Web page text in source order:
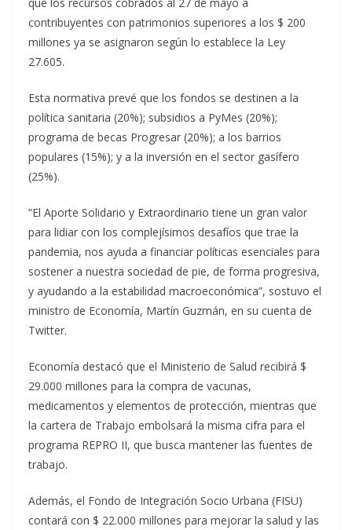
contribuyentes con patrimonios superiores a los $ 200
millones ya se asignaron según lo establece la Ley
27.605.
Esta normativa prevé que los fondos se destinen a la
política sanitaria (20%); subsidios a PyMes (20%);
programa de becas Progresar (20%); a los barrios
populares (15%); y a la inversión en el sector gasífero
(25%).
“El Aporte Solidario y Extraordinario tiene un gran valor
para lidiar con los complejísimos desafíos que trae la
pandemia, nos ayuda a financiar políticas esenciales para
sostener a nuestra sociedad de pie, de forma progresiva,
y ayudando a la estabilidad macroeconómica”, sostuvo el
ministro de Economía, Martín Guzmán, en su cuenta de
Twitter.
Economía destacó que el Ministerio de Salud recibirá $
29.000 millones para la compra de vacunas,
medicamentos y elementos de protección, mientras que
la cartera de Trabajo embolsará la misma cifra para el
programa REPRO II, que busca mantener las fuentes de
trabajo.
Además, el Fondo de Integración Socio Urbana (FISU)
contará con $ 22.000 millones para mejorar la salud y las